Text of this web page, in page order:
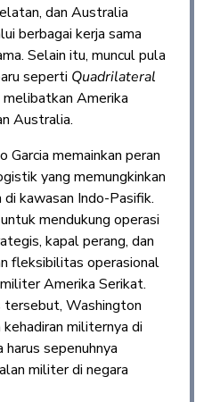
dan Australia
berbagai kerja sama
Selain itu, muncul pula
seperti Quadrilateral
melibatkan Amerika
Australia.
Garcia memainkan peran
yang memungkinkan
kawasan Indo-Pasifik.
mendukung operasi
kapal perang, dan
fleksibilitas operasional
Amerika Serikat.
tersebut, Washington
militernya di
sepenuhnya
militer di negara